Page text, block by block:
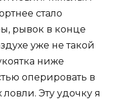
стало
рывок в конце
уже не такой
ниже
оперировать в
Эту удочку я